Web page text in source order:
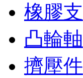
橡膠支
凸輪軸
擠壓件